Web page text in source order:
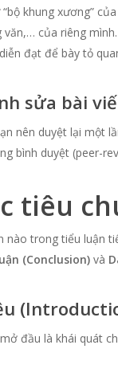
khung xương”
văn,… của riêng
đạt để bày tỏ
sửa bài
nên duyệt lại một
bình duyệt (peer-
tiêu
nào trong tiểu luận
(Conclusion) và
đầu là khái quát